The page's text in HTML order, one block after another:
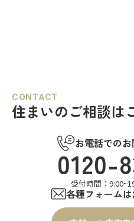
CONTACT
住まいのご相談は
お電話での
0120-
受付時間：
各種フォーム